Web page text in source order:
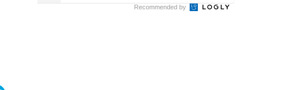
Recommended by